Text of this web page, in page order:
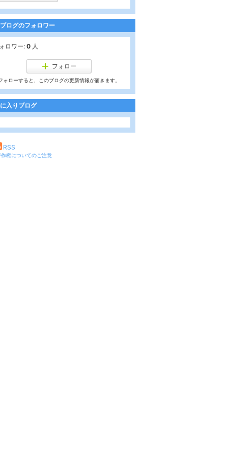
ログのフォロワー
ロワー: 0 人
フォロー
ォローすると、このブログの更新情報が届きます。
入りブログ
RSS
権についてのご注意